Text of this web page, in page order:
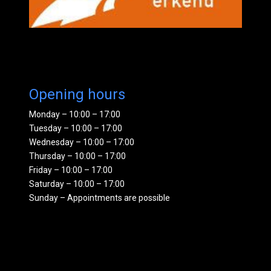
Opening hours
Monday – 10:00 – 17:00
Tuesday – 10:00 – 17:00
Wednesday – 10:00 – 17:00
Thursday – 10:00 – 17:00
Friday – 10:00 – 17:00
Saturday – 10:00 – 17:00
Sunday – Appointments are possible